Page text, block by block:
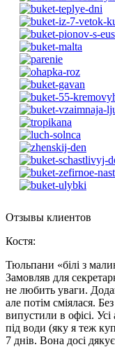
Отзывы клиентов
Костя:
Тюльпани «білі з
Замовляв для
не любить уваги.
але потім сміялася.
випустили в офісі.
під води (яку я теж
7 днів. Вона досі